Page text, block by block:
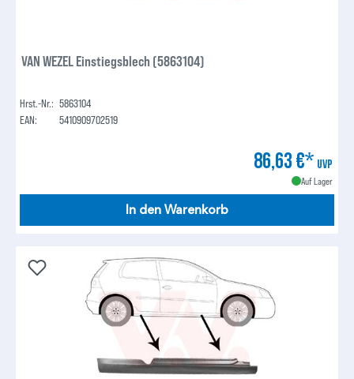
VAN WEZEL Einstiegsblech (5863104)
Hrst.-Nr.: 5863104
EAN:
5410909702519
86,63 €* UVP
Auf Lager
In den Warenkorb